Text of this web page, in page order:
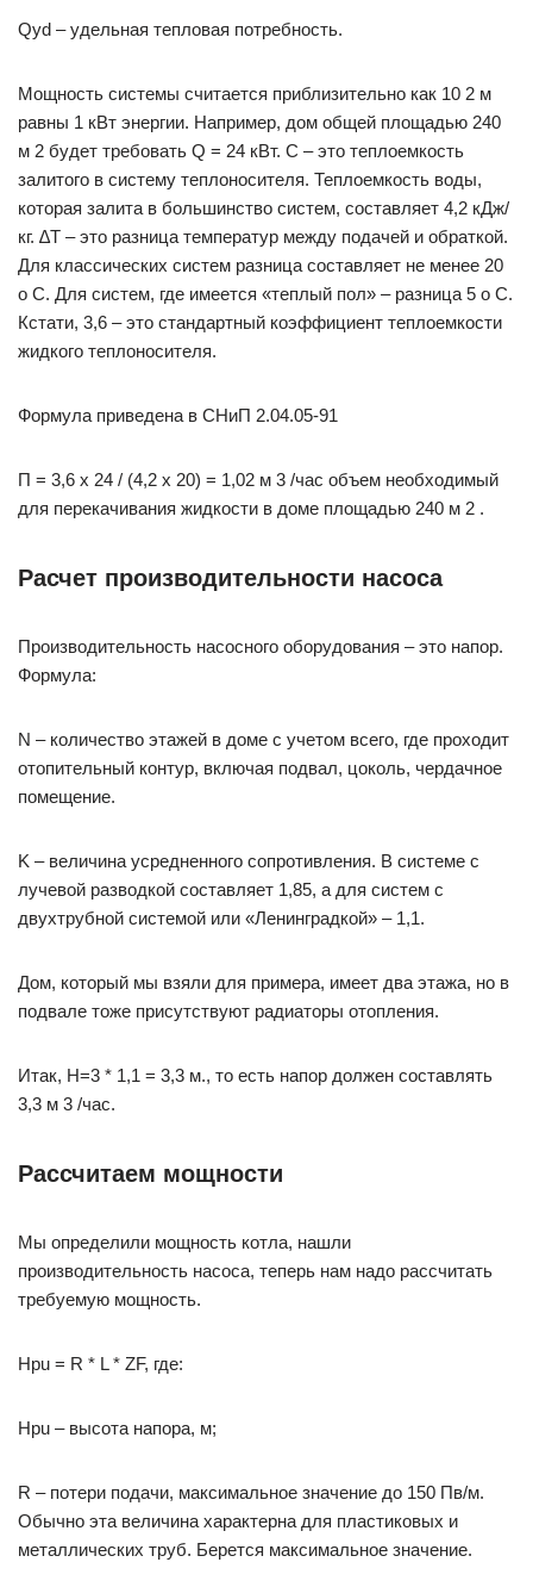
Qyd – удельная тепловая потребность.
Мощность системы считается приблизительно как 10 2 м
равны 1 кВт энергии. Например, дом общей площадью 240
м 2 будет требовать Q = 24 кВт. С – это теплоемкость
залитого в систему теплоносителя. Теплоемкость воды,
которая залита в большинство систем, составляет 4,2 кДж/
кг. ∆T – это разница температур между подачей и обраткой.
Для классических систем разница составляет не менее 20
о С. Для систем, где имеется «теплый пол» – разница 5 о С.
Кстати, 3,6 – это стандартный коэффициент теплоемкости
жидкого теплоносителя.
Формула приведена в СНиП 2.04.05-91
П = 3,6 х 24 / (4,2 х 20) = 1,02 м 3 /час объем необходимый
для перекачивания жидкости в доме площадью 240 м 2 .
Расчет производительности насоса
Производительность насосного оборудования – это напор.
Формула:
N – количество этажей в доме с учетом всего, где проходит
отопительный контур, включая подвал, цоколь, чердачное
помещение.
K – величина усредненного сопротивления. В системе с
лучевой разводкой составляет 1,85, а для систем с
двухтрубной системой или «Ленинградкой» – 1,1.
Дом, который мы взяли для примера, имеет два этажа, но в
подвале тоже присутствуют радиаторы отопления.
Итак, Н=3 * 1,1 = 3,3 м., то есть напор должен составлять
3,3 м 3 /час.
Рассчитаем мощности
Мы определили мощность котла, нашли
производительность насоса, теперь нам надо рассчитать
требуемую мощность.
Нpu = R * L * ZF, где:
Нpu – высота напора, м;
R – потери подачи, максимальное значение до 150 Пв/м.
Обычно эта величина характерна для пластиковых и
металлических труб. Берется максимальное значение.